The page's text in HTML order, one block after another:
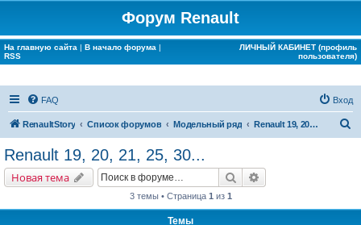
Форум Renault
На главную сайта | В начало форума |
RSS
ЛИЧНЫЙ КАБИНЕТ (профиль
пользователя)
FAQ Вход
RenaultStory Список форумов Модельный ряд Renault 19, 20, 21, 25, 30...
Renault 19, 20, 21, 25, 30...
Новая тема Поиск
3 темы • Страница 1 из 1
Темы